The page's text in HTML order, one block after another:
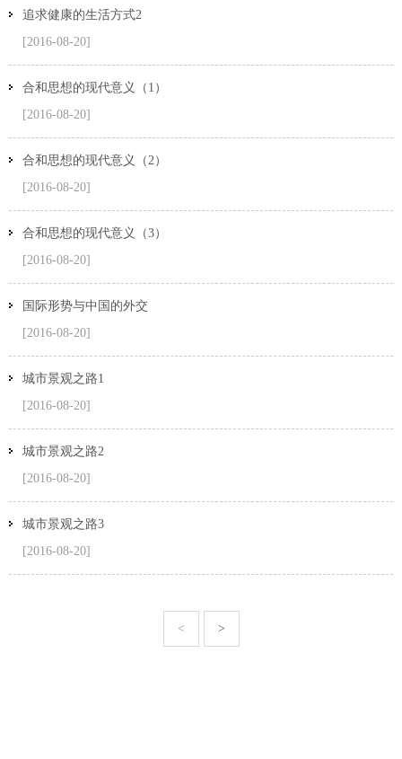
追求健康的生活方式2
[2016-08-20]
合和思想的现代意义（1）
[2016-08-20]
合和思想的现代意义（2）
[2016-08-20]
合和思想的现代意义（3）
[2016-08-20]
国际形势与中国的外交
[2016-08-20]
城市景观之路1
[2016-08-20]
城市景观之路2
[2016-08-20]
城市景观之路3
[2016-08-20]
< >